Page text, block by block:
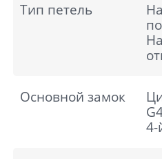
Тип петель
Основной замок
4-